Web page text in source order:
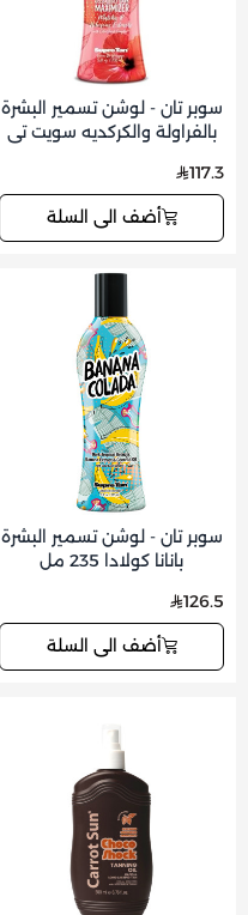
سوبر تان - لوشن تسمير البشرة
بالفراولة والكركديه سويت تي
117.3
أضف الى السلة
سوبر تان - لوشن تسمير البشرة
بانانا كولادا 235 مل
126.5
أضف الى السلة